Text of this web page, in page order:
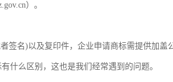
）。
签名)以及复印件，企业申请商标需提供加盖
什么区别，这也是我们经常遇到的问题。